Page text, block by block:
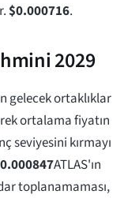
$0.000716.
2029
gelecek ortaklıklar
ortalama fiyatın
seviyesini kırmayı
0.000847ATLAS'ın
toplanamaması,